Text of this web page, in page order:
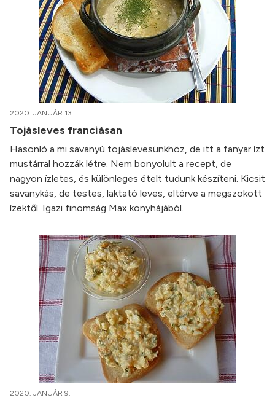
2020. JANUÁR 13.
Tojásleves franciásan
Hasonló a mi savanyú tojáslevesünkhöz, de itt a fanyar ízt
mustárral hozzák létre. Nem bonyolult a recept, de
nagyon ízletes, és különleges ételt tudunk készíteni. Kicsit
savanykás, de testes, laktató leves, eltérve a megszokott
ízektől. Igazi finomság Max konyhájából.
2020. JANUÁR 9.